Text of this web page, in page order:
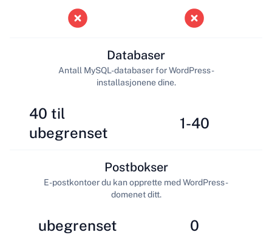
40 til
ubegrenset
Databaser
Antall MySQL-databaser for WordPress-
installasjonene dine.
1-40
ubegrenset
Postbokser
E-postkontoer du kan opprette med WordPress-
domenet ditt.
0